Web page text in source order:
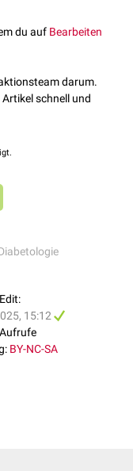
du auf Bearbeiten
darum.
schnell und
15:12
BY-NC-SA